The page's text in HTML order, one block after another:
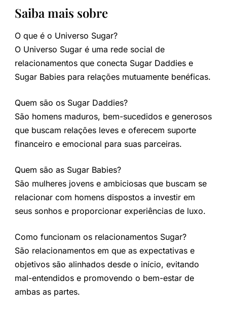
Saiba mais sobre
O que é o Universo Sugar?
O Universo Sugar é uma rede social de
relacionamentos que conecta Sugar Daddies e
Sugar Babies para relações mutuamente benéficas.
Quem são os Sugar Daddies?
São homens maduros, bem-sucedidos e generosos
que buscam relações leves e oferecem suporte
financeiro e emocional para suas parceiras.
Quem são as Sugar Babies?
São mulheres jovens e ambiciosas que buscam se
relacionar com homens dispostos a investir em
seus sonhos e proporcionar experiências de luxo.
Como funcionam os relacionamentos Sugar?
São relacionamentos em que as expectativas e
objetivos são alinhados desde o início, evitando
mal-entendidos e promovendo o bem-estar de
ambas as partes.